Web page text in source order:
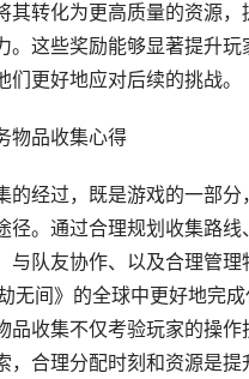
其转化为更高质量的资源，
。这些奖励能够显著提升玩
们更好地应对后续的挑战。
物品收集心得
的经过，既是游戏的一部分
径。通过合理规划收集路线
与队友协作、以及合理管理
无间》的全球中更好地完
品收集不仅考验玩家的操作
，合理分配时刻和资源是提